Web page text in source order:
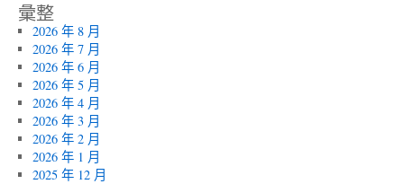
彙整
2026 年 8 月
2026 年 7 月
2026 年 6 月
2026 年 5 月
2026 年 4 月
2026 年 3 月
2026 年 2 月
2026 年 1 月
2025 年 12 月